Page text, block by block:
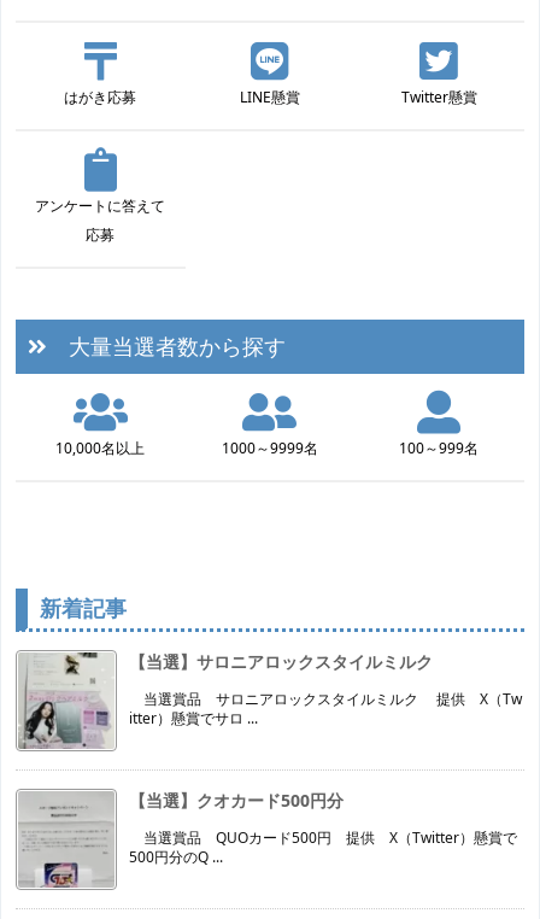
はがき応募 LINE懸賞 Twitter懸賞
アンケートに答えて
応募
大量当選者数から探す
10,000名以上 1000～9999名 100～999名
新着記事
【当選】サロニアロックスタイルミルク
当選賞品 サロニアロックスタイルミルク 提供 X（Tw
itter）懸賞でサロ ...
【当選】クオカード500円分
当選賞品 QUOカード500円 提供 X（Twitter）懸賞で
500円分のQ ...